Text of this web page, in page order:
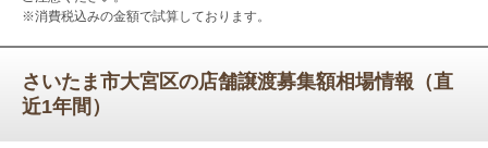
※消費税込みの金額で試算しております。
さいたま市大宮区の店舗譲渡募集額相場情報（直
近1年間）